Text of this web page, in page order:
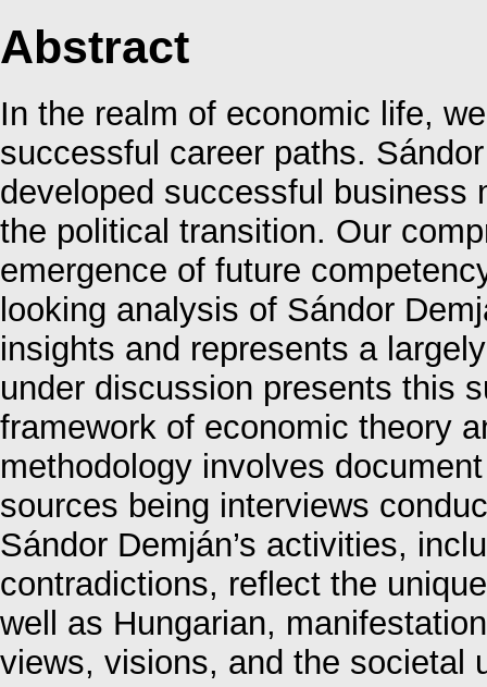
Abstract
In the realm of economic life,
successful career paths.
developed successful business
the political transition. Our
emergence of future
looking analysis of Sándor
insights and represents a
under discussion presents this
framework of economic theory
methodology involves
sources being interviews
Sándor Demján’s activities,
contradictions, reflect the
well as Hungarian,
views, visions, and the societal